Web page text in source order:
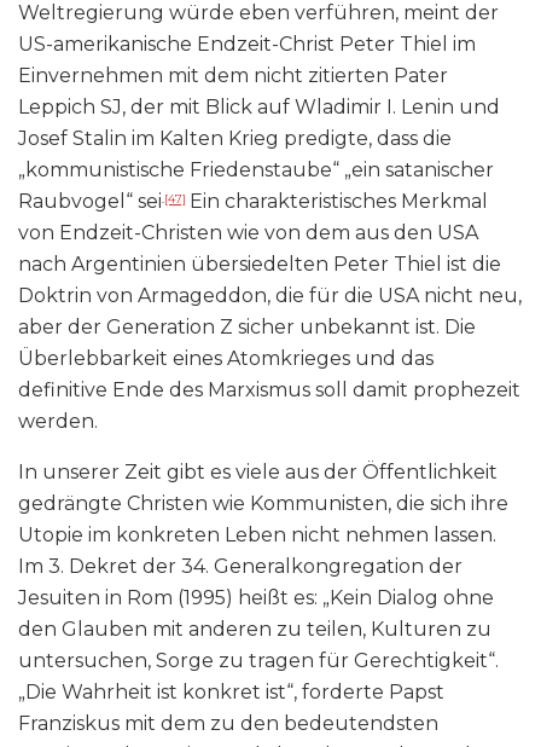
Weltregierung würde eben verführen, meint der
US-amerikanische Endzeit-Christ Peter Thiel im
Einvernehmen mit dem nicht zitierten Pater
Leppich SJ, der mit Blick auf Wladimir I. Lenin und
Josef Stalin im Kalten Krieg predigte, dass die
„kommunistische Friedenstaube“ „ein satanischer
Raubvogel“ sei.[47] Ein charakteristisches Merkmal
von Endzeit-Christen wie von dem aus den USA
nach Argentinien übersiedelten Peter Thiel ist die
Doktrin von Armageddon, die für die USA nicht neu,
aber der Generation Z sicher unbekannt ist. Die
Überlebbarkeit eines Atomkrieges und das
definitive Ende des Marxismus soll damit prophezeit
werden.
In unserer Zeit gibt es viele aus der Öffentlichkeit
gedrängte Christen wie Kommunisten, die sich ihre
Utopie im konkreten Leben nicht nehmen lassen.
Im 3. Dekret der 34. Generalkongregation der
Jesuiten in Rom (1995) heißt es: „Kein Dialog ohne
den Glauben mit anderen zu teilen, Kulturen zu
untersuchen, Sorge zu tragen für Gerechtigkeit“.
„Die Wahrheit ist konkret ist“, forderte Papst
Franziskus mit dem zu den bedeutendsten